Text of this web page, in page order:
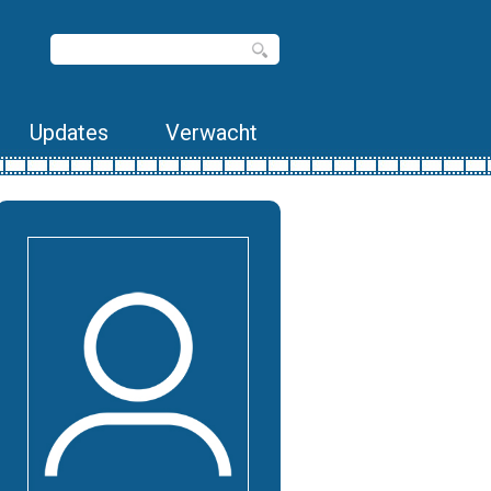
Updates Verwacht